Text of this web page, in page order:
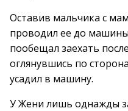
Оставив мальчика с
проводил ее до
пообещал заехать
оглянувшись по
усадил в машину.
У Жени лишь однажды